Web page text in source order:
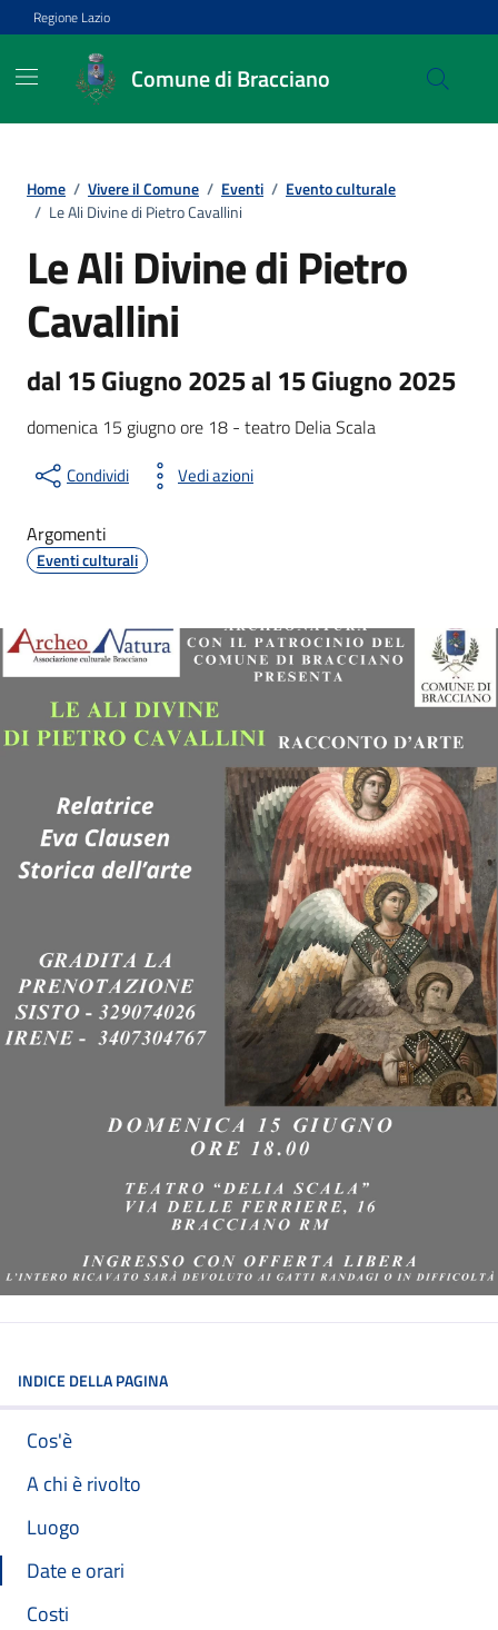
Vai ai contenuti
Vai al footer
Regione Lazio
Comune di Bracciano
Home / Vivere il Comune / Eventi / Evento culturale
/ Le Ali Divine di Pietro Cavallini
Le Ali Divine di Pietro
Cavallini
dal 15 Giugno 2025 al 15 Giugno 2025
domenica 15 giugno ore 18 - teatro Delia Scala
Condividi Vedi azioni
Argomenti
Eventi culturali
INDICE DELLA PAGINA
Cos'è
A chi è rivolto
Luogo
Date e orari
Costi